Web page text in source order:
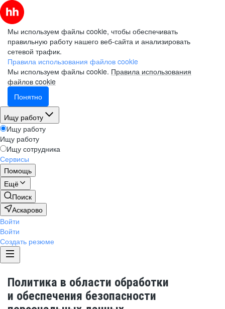
Мы используем файлы cookie, чтобы обеспечивать
правильную работу нашего веб-сайта и анализировать
сетевой трафик.
Правила использования файлов cookie
Мы используем файлы cookie. Правила использования
файлов cookie
Понятно
Ищу работу
Ищу работу
Ищу работу
Ищу сотрудника
Сервисы
Помощь
Ещё
Поиск
Аскарово
Войти
Войти
Создать резюме
Политика в области обработки
и обеспечения безопасности